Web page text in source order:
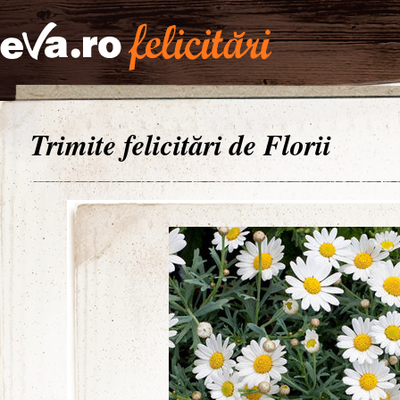
Trimite felicitări de Florii